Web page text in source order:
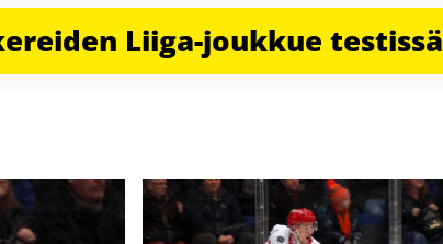
Liiga-joukkue testissä